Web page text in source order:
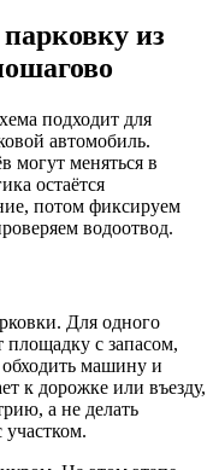
из
подходит для
автомобиль.
могут меняться в
остаётся
потом фиксируем
водоотвод.
Для одного
площадку с запасом,
машину и
к дорожке или въезду,
а не делать
участком.